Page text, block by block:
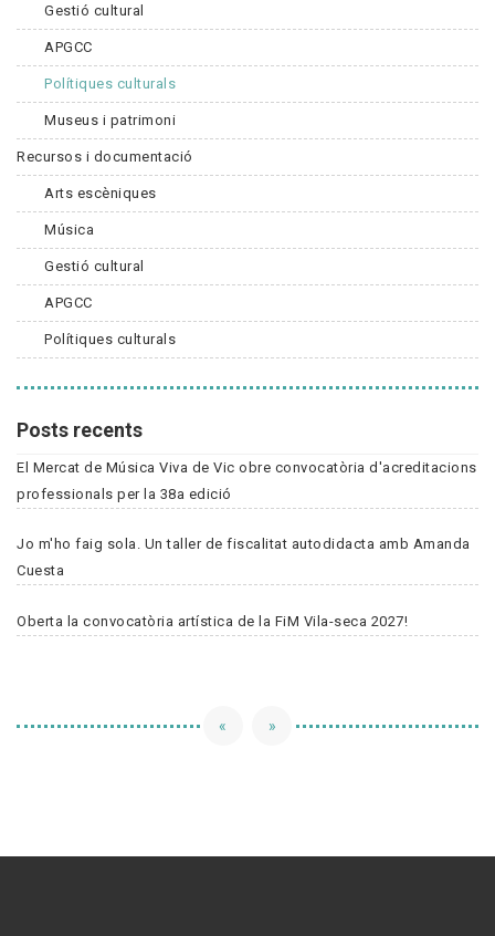
Gestió cultural
APGCC
Polítiques culturals
Museus i patrimoni
Recursos i documentació
Arts escèniques
Música
Gestió cultural
APGCC
Polítiques culturals
Posts recents
El Mercat de Música Viva de Vic obre convocatòria d'acreditacions
professionals per la 38a edició
Jo m'ho faig sola. Un taller de fiscalitat autodidacta amb Amanda
Cuesta
Oberta la convocatòria artística de la FiM Vila-seca 2027!
« »